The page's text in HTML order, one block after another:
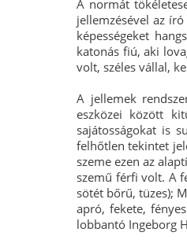
A normát
jellemzésével az
képességeket
katonás fiú, aki
volt, széles vállal,
A jellemek
eszközei között
sajátosságokat is
felhőtlen tekintet
szeme ezen az
szemű férfi volt. A
sötét bőrű, tüzes);
apró, fekete,
lobbantó Ingeborg